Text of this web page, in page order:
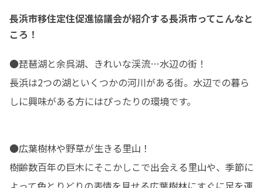
長浜市移住定住促進協議会が紹介する長浜市ってこんなと
ころ！
●琵琶湖と余呉湖、きれいな渓流…水辺の街！
長浜は2つの湖といくつかの河川がある街。水辺での暮ら
しに興味がある方にはぴったりの環境です。
●広葉樹林や野草が生きる里山！
樹齢数百年の巨木にそこかしこで出会える里山や、季節に